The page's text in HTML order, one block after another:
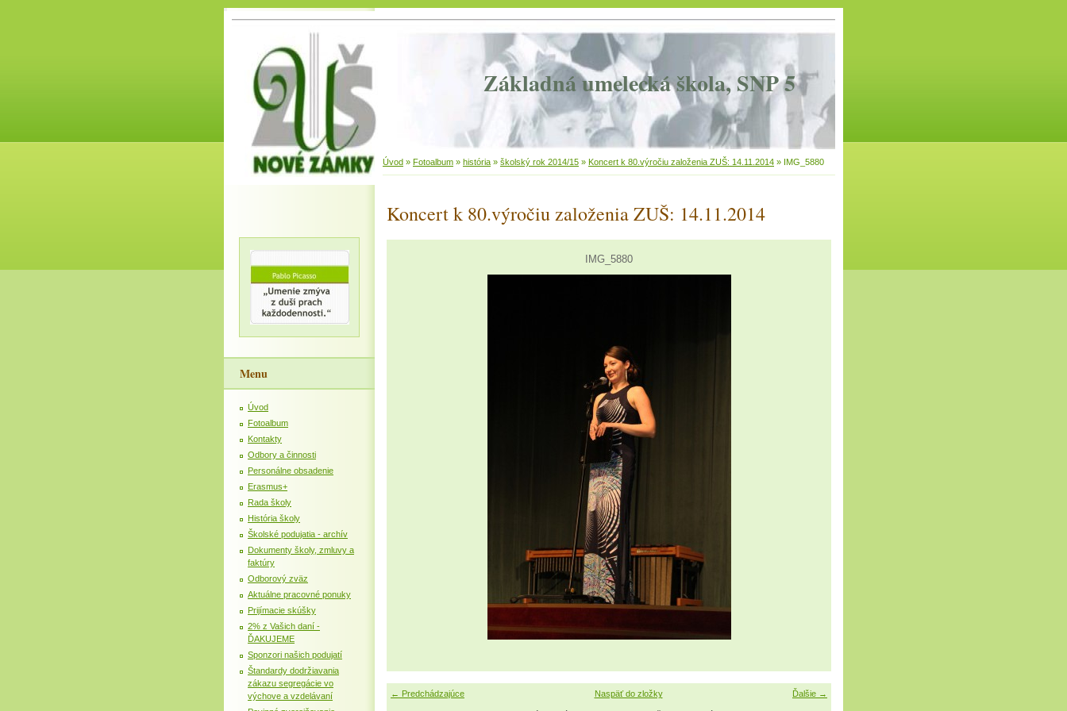
Základná umelecká škola, SNP 5
Úvod » Fotoalbum » história » školský rok 2014/15 » Koncert k 80.výročiu založenia ZUŠ: 14.11.2014 » IMG_5880
Koncert k 80.výročiu založenia ZUŠ: 14.11.2014
IMG_5880
← Predchádzajúce Ďalšie →
Naspäť do zložky
Menu
Úvod
Fotoalbum
Kontakty
Odbory a činnosti
Personálne obsadenie
Erasmus+
Rada školy
História školy
Školské podujatia - archív
Dokumenty školy, zmluvy a
faktúry
Odborový zväz
Aktuálne pracovné ponuky
Prijímacie skúšky
2% z Vašich daní -
ĎAKUJEME
Sponzori našich podujatí
Štandardy dodržiavania
zákazu segregácie vo
výchove a vzdelávaní